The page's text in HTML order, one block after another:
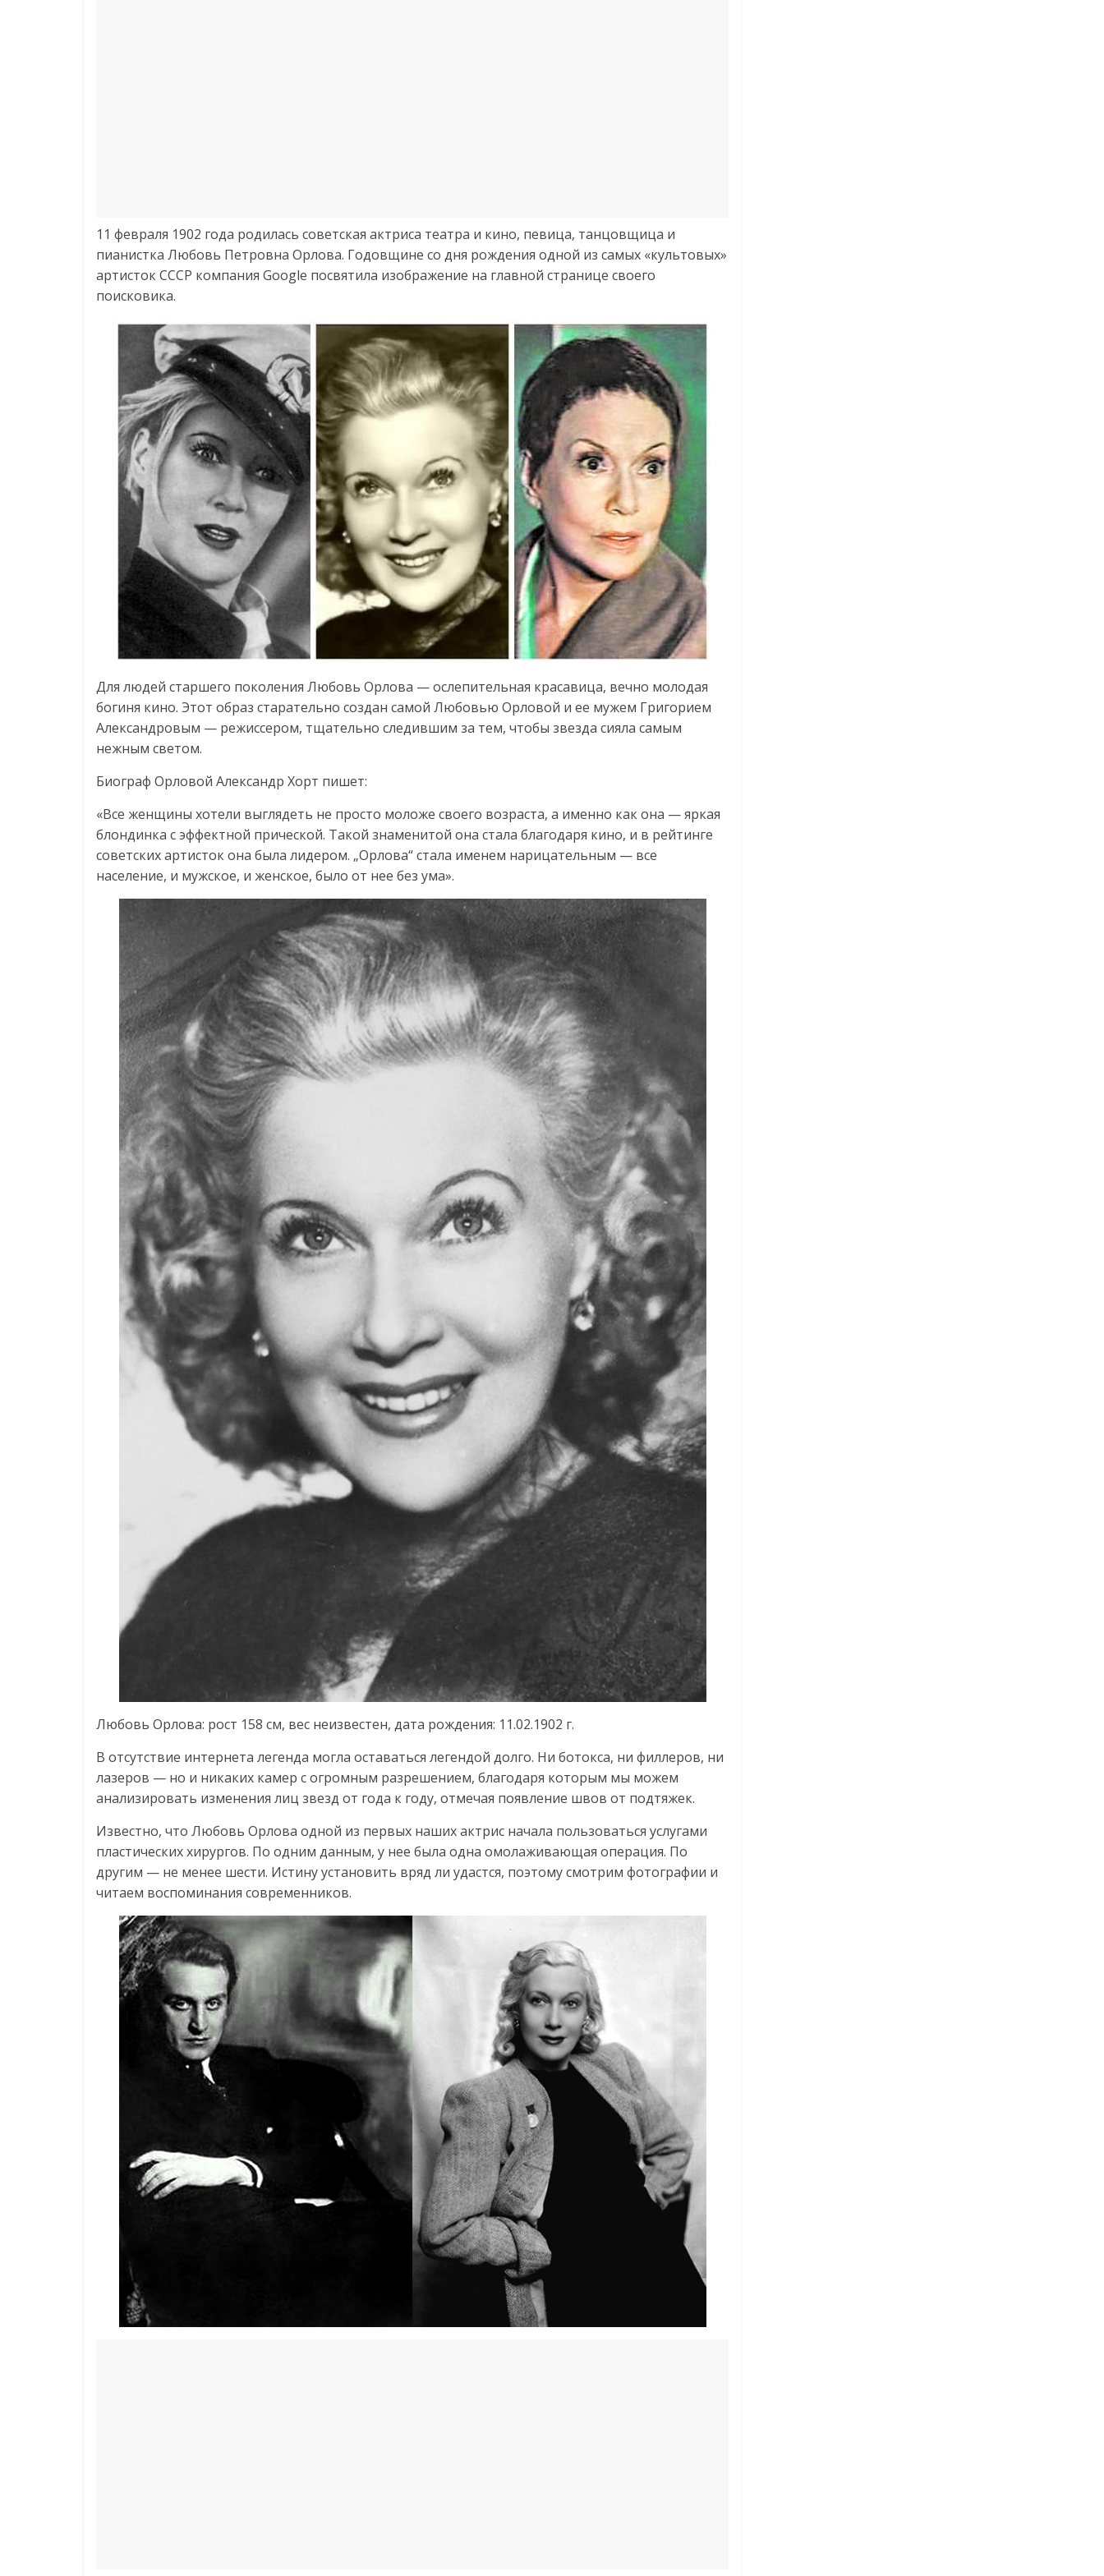
11 февраля 1902 года родилась советская актриса театра и кино, певица, танцовщица и
пианистка Любовь Петровна Орлова. Годовщине со дня рождения одной из самых «культовых»
артисток СССР компания Google посвятила изображение на главной странице своего
поисковика.
Для людей старшего поколения Любовь Орлова — ослепительная красавица, вечно молодая
богиня кино. Этот образ старательно создан самой Любовью Орловой и ее мужем Григорием
Александровым — режиссером, тщательно следившим за тем, чтобы звезда сияла самым
нежным светом.
Биограф Орловой Александр Хорт пишет:
«Все женщины хотели выглядеть не просто моложе своего возраста, а именно как она — яркая
блондинка с эффектной прической. Такой знаменитой она стала благодаря кино, и в рейтинге
советских артисток она была лидером. „Орлова“ стала именем нарицательным — все
население, и мужское, и женское, было от нее без ума».
Любовь Орлова: рост 158 см, вес неизвестен, дата рождения: 11.02.1902 г.
В отсутствие интернета легенда могла оставаться легендой долго. Ни ботокса, ни филлеров, ни
лазеров — но и никаких камер с огромным разрешением, благодаря которым мы можем
анализировать изменения лиц звезд от года к году, отмечая появление швов от подтяжек.
Известно, что Любовь Орлова одной из первых наших актрис начала пользоваться услугами
пластических хирургов. По одним данным, у нее была одна омолаживающая операция. По
другим — не менее шести. Истину установить вряд ли удастся, поэтому смотрим фотографии и
читаем воспоминания современников.